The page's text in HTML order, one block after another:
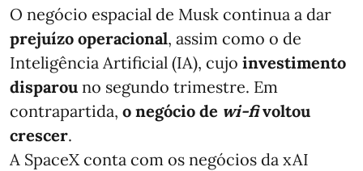
O negócio espacial de Musk continua a dar
prejuízo operacional, assim como o de
Inteligência Artificial (IA), cujo investimento
disparou no segundo trimestre. Em
contrapartida, o negócio de wi-fivoltou
crescer.
A SpaceX conta com os negócios da xAI